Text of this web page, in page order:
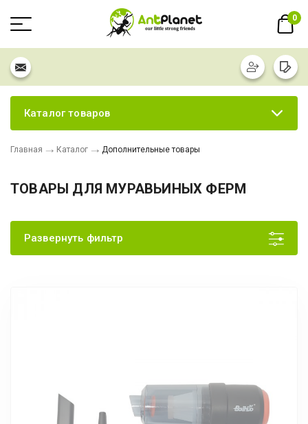
0
Каталог товаров
Главная Каталог Дополнительные товары
ТОВАРЫ ДЛЯ МУРАВЬИНЫХ ФЕРМ
Развернуть фильтр